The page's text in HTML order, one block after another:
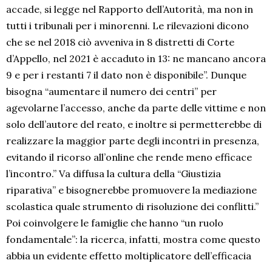
accade, si legge nel Rapporto dell’Autorità, ma non in
tutti i tribunali per i minorenni. Le rilevazioni dicono
che se nel 2018 ciò avveniva in 8 distretti di Corte
d’Appello, nel 2021 è accaduto in 13: ne mancano ancora
9 e per i restanti 7 il dato non è disponibile”. Dunque
bisogna “aumentare il numero dei centri” per
agevolarne l’accesso, anche da parte delle vittime e non
solo dell’autore del reato, e inoltre si permetterebbe di
realizzare la maggior parte degli incontri in presenza,
evitando il ricorso all’online che rende meno efficace
l’incontro.” Va diffusa la cultura della “Giustizia
riparativa” e bisognerebbe promuovere la mediazione
scolastica quale strumento di risoluzione dei conflitti.”
Poi coinvolgere le famiglie che hanno “un ruolo
fondamentale”: la ricerca, infatti, mostra come questo
abbia un evidente effetto moltiplicatore dell’efficacia